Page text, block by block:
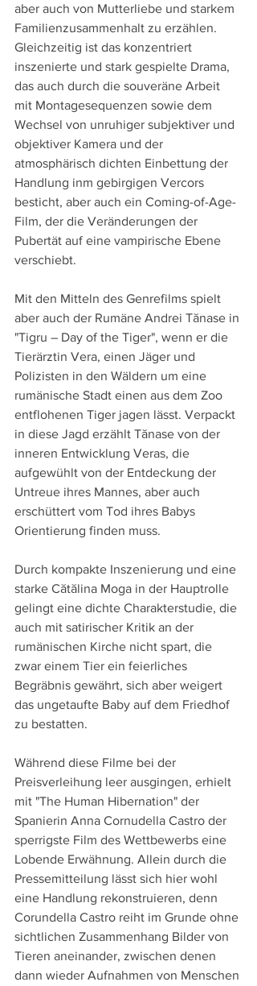
aber auch von Mutterliebe und starkem
Familienzusammenhalt zu erzählen.
Gleichzeitig ist das konzentriert
inszenierte und stark gespielte Drama,
das auch durch die souveräne Arbeit
mit Montagesequenzen sowie dem
Wechsel von unruhiger subjektiver und
objektiver Kamera und der
atmosphärisch dichten Einbettung der
Handlung inm gebirgigen Vercors
besticht, aber auch ein Coming-of-Age-
Film, der die Veränderungen der
Pubertät auf eine vampirische Ebene
verschiebt.
Mit den Mitteln des Genrefilms spielt
aber auch der Rumäne Andrei Tănase in
"Tigru – Day of the Tiger", wenn er die
Tierärztin Vera, einen Jäger und
Polizisten in den Wäldern um eine
rumänische Stadt einen aus dem Zoo
entflohenen Tiger jagen lässt. Verpackt
in diese Jagd erzählt Tănase von der
inneren Entwicklung Veras, die
aufgewühlt von der Entdeckung der
Untreue ihres Mannes, aber auch
erschüttert vom Tod ihres Babys
Orientierung finden muss.
Durch kompakte Inszenierung und eine
starke Cătălina Moga in der Hauptrolle
gelingt eine dichte Charakterstudie, die
auch mit satirischer Kritik an der
rumänischen Kirche nicht spart, die
zwar einem Tier ein feierliches
Begräbnis gewährt, sich aber weigert
das ungetaufte Baby auf dem Friedhof
zu bestatten.
Während diese Filme bei der
Preisverleihung leer ausgingen, erhielt
mit "The Human Hibernation" der
Spanierin Anna Cornudella Castro der
sperrigste Film des Wettbewerbs eine
Lobende Erwähnung. Allein durch die
Pressemitteilung lässt sich hier wohl
eine Handlung rekonstruieren, denn
Corundella Castro reiht im Grunde ohne
sichtlichen Zusammenhang Bilder von
Tieren aneinander, zwischen denen
dann wieder Aufnahmen von Menschen